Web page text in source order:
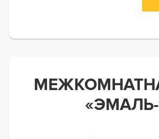
«ЭМАЛЬ-